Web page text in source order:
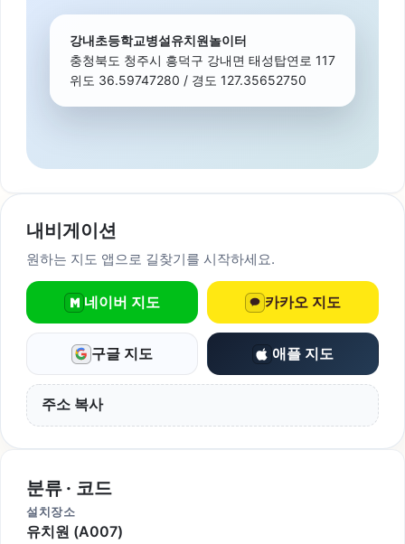
강내초등학교병설유치원놀이터
충청북도 청주시 흥덕구 강내면 태성탑연로 117
위도 36.59747280 / 경도 127.35652750
내비게이션
원하는 지도 앱으로 길찾기를 시작하세요.
네이버 지도 카카오 지도
구글 지도 애플 지도
주소 복사
분류 · 코드
설치장소
유치원 (A007)